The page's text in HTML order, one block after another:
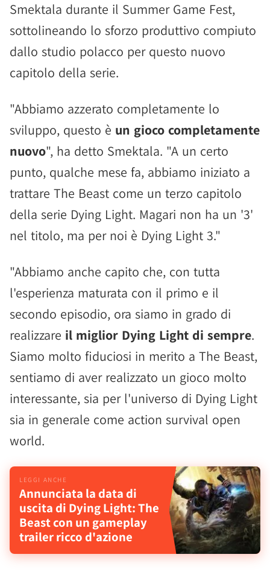
Smektala durante il Summer Game Fest,
sottolineando lo sforzo produttivo compiuto
dallo studio polacco per questo nuovo
capitolo della serie.
"Abbiamo azzerato completamente lo
sviluppo, questo è un gioco completamente
nuovo", ha detto Smektala. "A un certo
punto, qualche mese fa, abbiamo iniziato a
trattare The Beast come un terzo capitolo
della serie Dying Light. Magari non ha un '3'
nel titolo, ma per noi è Dying Light 3."
"Abbiamo anche capito che, con tutta
l'esperienza maturata con il primo e il
secondo episodio, ora siamo in grado di
realizzare il miglior Dying Light di sempre.
Siamo molto fiduciosi in merito a The Beast,
sentiamo di aver realizzato un gioco molto
interessante, sia per l'universo di Dying Light
sia in generale come action survival open
world.
Annunciata la data di
uscita di Dying Light: The
Beast con un gameplay
trailer ricco d'azione